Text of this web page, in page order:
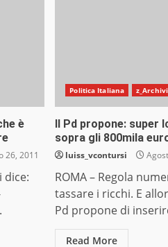
è
26, 2011
dice:
Politica Italiana
Il Pd propone: super
sopra gli 800mila
luiss_vcontursi
ROMA – Regola
tassare i ricchi. E
Pd propone di
Read More